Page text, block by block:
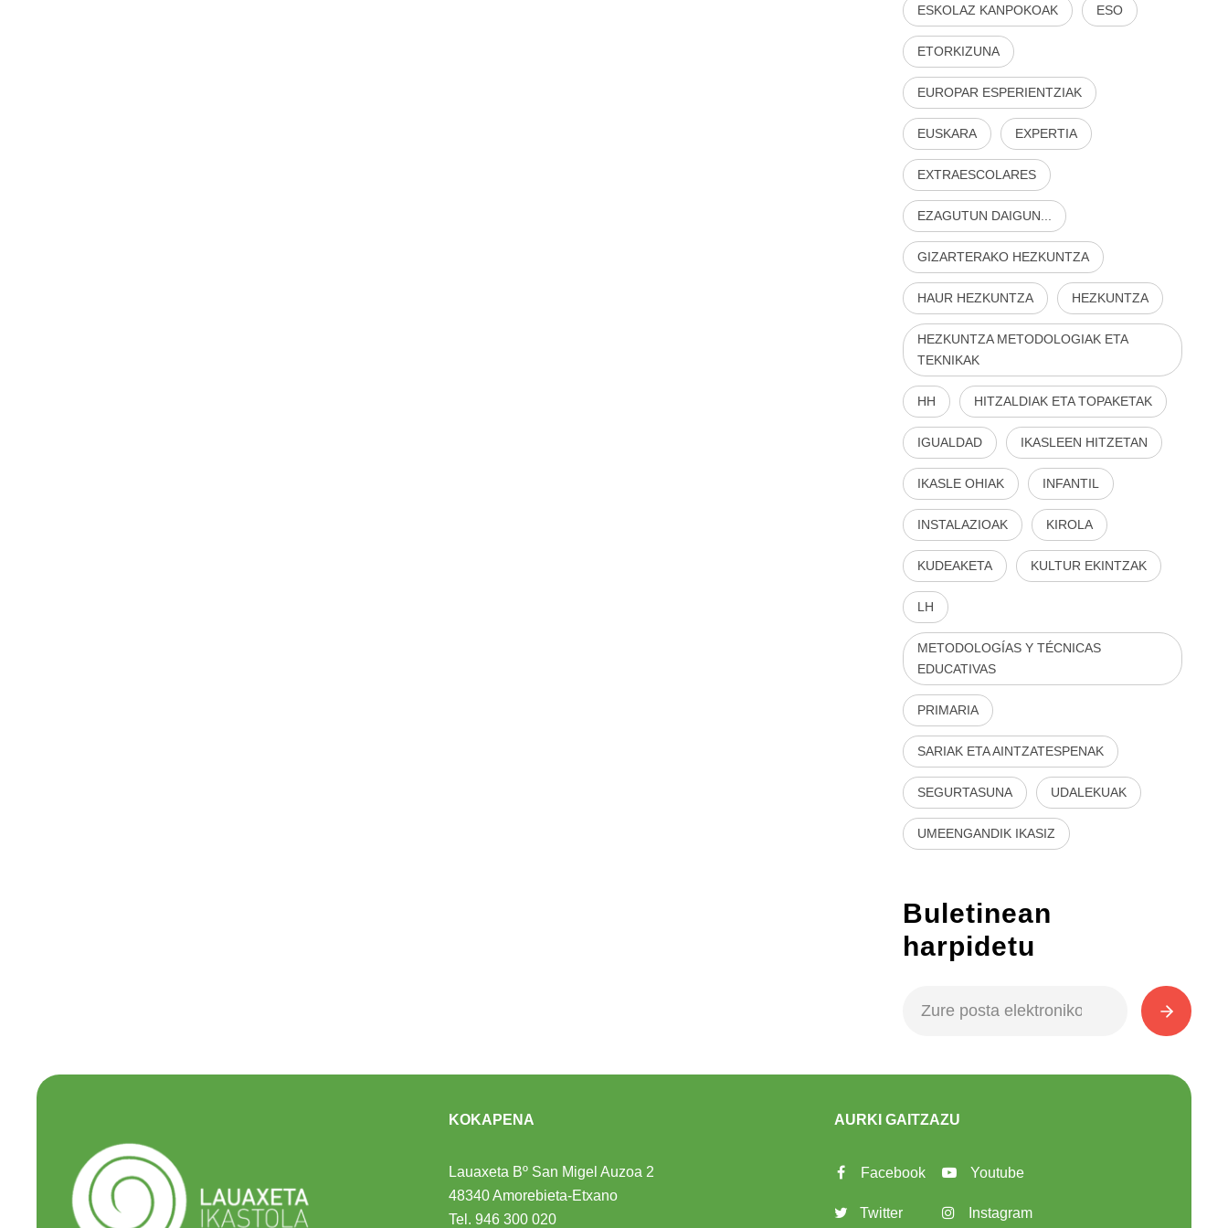
ESKOLAZ KANPOKOAK ESO
ETORKIZUNA
EUROPAR ESPERIENTZIAK
EUSKARA EXPERTIA
EXTRAESCOLARES
EZAGUTUN DAIGUN...
GIZARTERAKO HEZKUNTZA
HAUR HEZKUNTZA HEZKUNTZA
HEZKUNTZA METODOLOGIAK ETA
TEKNIKAK
HH HITZALDIAK ETA TOPAKETAK
IGUALDAD IKASLEEN HITZETAN
IKASLE OHIAK INFANTIL
INSTALAZIOAK KIROLA
KUDEAKETA KULTUR EKINTZAK
LH
METODOLOGÍAS Y TÉCNICAS
EDUCATIVAS
PRIMARIA
SARIAK ETA AINTZATESPENAK
SEGURTASUNA UDALEKUAK
UMEENGANDIK IKASIZ
Buletinean
harpidetu
KOKAPENA
Lauaxeta Bº San Migel Auzoa 2
48340 Amorebieta-Etxano
Tel.946 300 020
AURKI GAITZAZU
Facebook
Twitter
Youtube
Instagram